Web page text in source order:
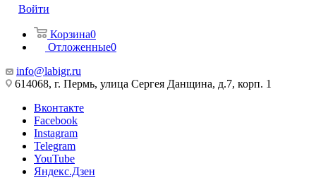
Войти
Корзина0
Отложенные0
info@labigr.ru
614068, г. Пермь, улица Сергея Данщина, д.7, корп. 1
Вконтакте
Facebook
Instagram
Telegram
YouTube
Яндекс.Дзен